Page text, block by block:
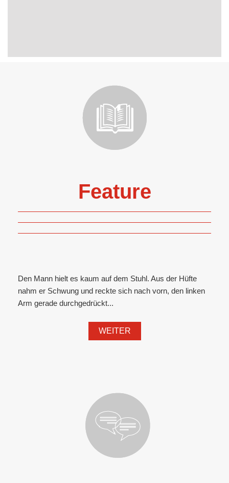
Feature
Den Mann hielt es kaum auf dem Stuhl. Aus der Hüfte
nahm er Schwung und reckte sich nach vorn, den linken
Arm gerade durchgedrückt...
WEITER